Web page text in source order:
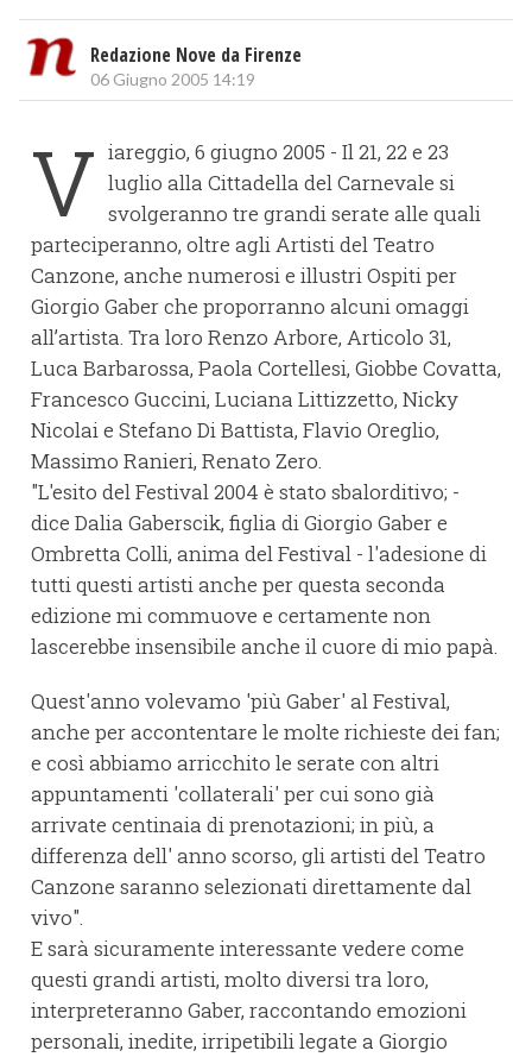
Redazione Nove da Firenze
06 Giugno 2005 14:19
V iareggio, 6 giugno 2005 - Il 21, 22 e 23
luglio alla Cittadella del Carnevale si
svolgeranno tre grandi serate alle quali
parteciperanno, oltre agli Artisti del Teatro
Canzone, anche numerosi e illustri Ospiti per
Giorgio Gaber che proporranno alcuni omaggi
all’artista. Tra loro Renzo Arbore, Articolo 31,
Luca Barbarossa, Paola Cortellesi, Giobbe Covatta,
Francesco Guccini, Luciana Littizzetto, Nicky
Nicolai e Stefano Di Battista, Flavio Oreglio,
Massimo Ranieri, Renato Zero.
"L'esito del Festival 2004 è stato sbalorditivo; -
dice Dalia Gaberscik, figlia di Giorgio Gaber e
Ombretta Colli, anima del Festival - l'adesione di
tutti questi artisti anche per questa seconda
edizione mi commuove e certamente non
lascerebbe insensibile anche il cuore di mio papà.
Quest'anno volevamo 'più Gaber' al Festival,
anche per accontentare le molte richieste dei fan;
e così abbiamo arricchito le serate con altri
appuntamenti 'collaterali' per cui sono già
arrivate centinaia di prenotazioni; in più, a
differenza dell' anno scorso, gli artisti del Teatro
Canzone saranno selezionati direttamente dal
vivo".
E sarà sicuramente interessante vedere come
questi grandi artisti, molto diversi tra loro,
interpreteranno Gaber, raccontando emozioni
personali, inedite, irripetibili legate a Giorgio